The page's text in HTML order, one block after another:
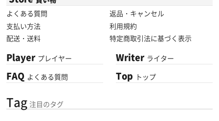
よくある質問
返品・キャンセル
支払い方法
利用規約
配送・送料
特定商取引法に基づく表示
Player プレイヤー
FAQ よくある質問
Writer ライター
Top トップ
Tag 注目のタグ